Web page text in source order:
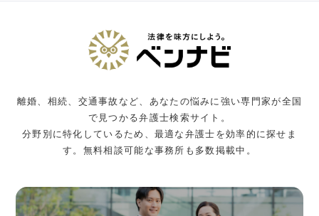
離婚、相続、交通事故など、あなたの悩みに強い専門家が全国
で見つかる弁護士検索サイト。
分野別に特化しているため、最適な弁護士を効率的に探せま
す。無料相談可能な事務所も多数掲載中。